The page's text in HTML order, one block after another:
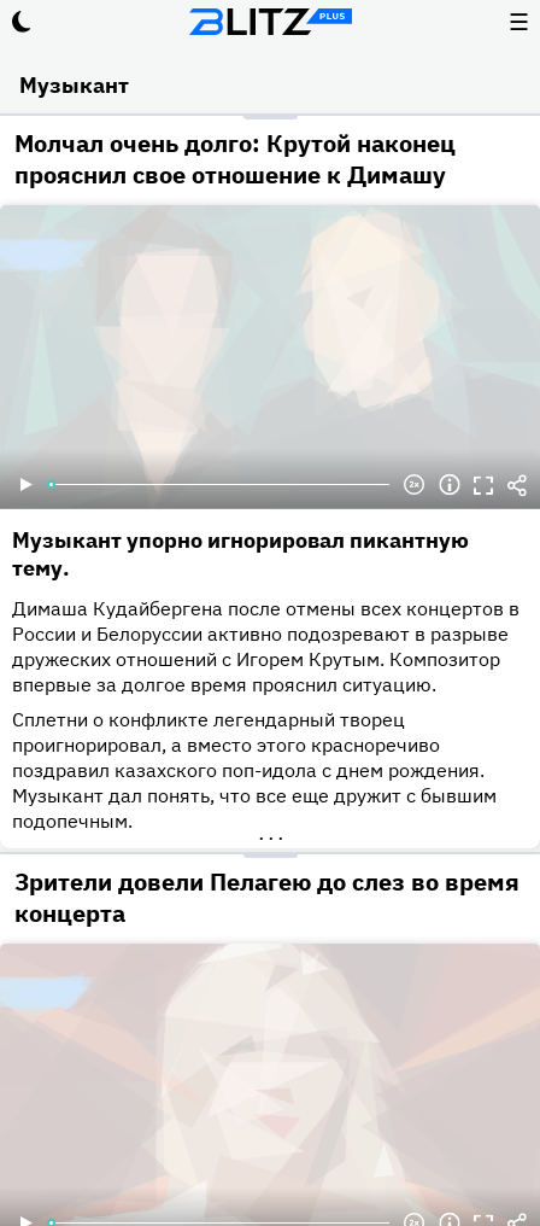
☰
Музыкант
Молчал очень долго: Крутой наконец
прояснил свое отношение к Димашу
Музыкант упорно игнорировал пикантную
тему.
Димаша Кудайбергена после отмены всех концертов в
России и Белоруссии активно подозревают в разрыве
дружеских отношений с Игорем Крутым. Композитор
впервые за долгое время прояснил ситуацию.
Сплетни о конфликте легендарный творец
проигнорировал, а вместо этого красноречиво
поздравил казахского поп-идола с днем рождения.
Музыкант дал понять, что все еще дружит с бывшим
подопечным.
•••
Зрители довели Пелагею до слез во время
концерта